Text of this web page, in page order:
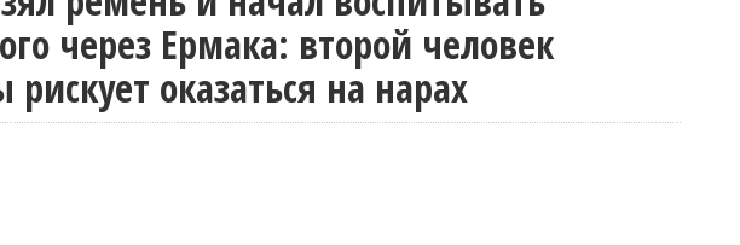
через Ермака: второй человек
оказаться на нарах